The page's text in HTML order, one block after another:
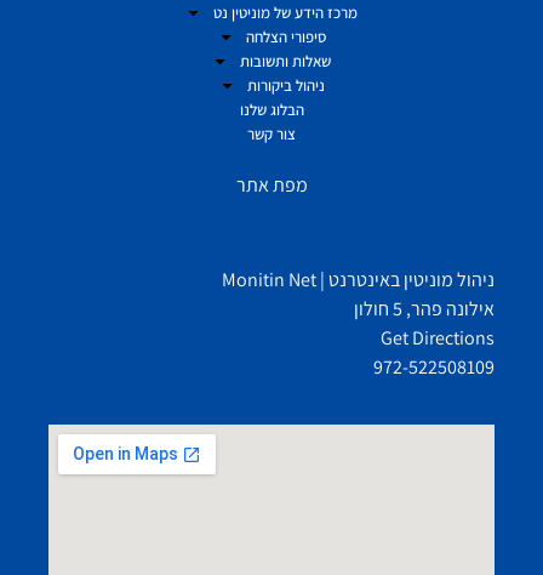
מרכז הידע של מוניטין נט
סיפורי הצלחה
שאלות ותשובות
ניהול ביקורות
הבלוג שלנו
צור קשר
מפת אתר
ניהול מוניטין באינטרנט | Monitin Net
אילונה פהר, 5 חולון
Get Directions
972-522508109